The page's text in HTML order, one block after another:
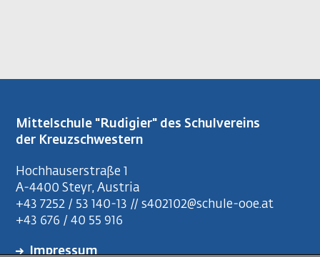
Mittelschule "Rudigier" des Schulvereins
der Kreuzschwestern
Hochhauserstraße 1
A-4400 Steyr, Austria
+43 7252 / 53 140-13 // s402102@schule-ooe.at
+43 676 / 40 55 916
Impressum